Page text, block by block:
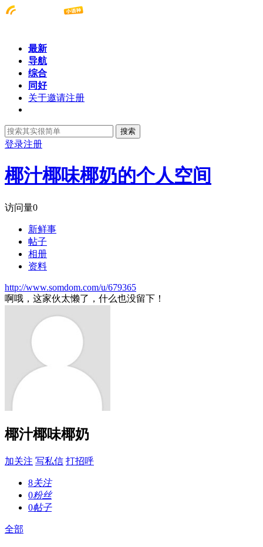
最新
导航
综合
同好
关于邀请注册
搜索
登录注册
椰汁椰味椰奶的个人空间
访问量0
新鲜事
帖子
相册
资料
http://www.somdom.com/u/679365
啊哦，这家伙太懒了，什么也没留下！
椰汁椰味椰奶
加关注 写私信 打招呼
8关注
0粉丝
0帖子
全部